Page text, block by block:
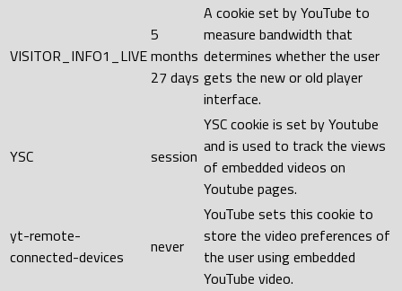
VISITOR_INFO1_LIVE
5
months
27 days
A cookie set by YouTube to
measure bandwidth that
determines whether the user
gets the new or old player
interface.
YSC session
YSC cookie is set by Youtube
and is used to track the views
of embedded videos on
Youtube pages.
yt-remote-
connected-devices
never
YouTube sets this cookie to
store the video preferences of
the user using embedded
YouTube video.